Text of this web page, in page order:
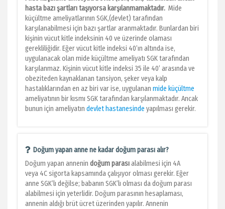
hasta bazı şartları taşıyorsa karşılanmamaktadır. Mide
küçültme ameliyatlarının SGK,(devlet) tarafından
karşılanabilmesi için bazı şartlar aranmaktadır. Bunlardan biri
kişinin vücut kitle indeksinin 40 ve üzerinde olaması
gerekliliğidir. Eğer vücut kitle indeksi 40’ın altında ise,
uygulanacak olan mide küçültme ameliyatı SGK tarafından
karşılanmaz. Kişinin vücut kitle indeksi 35 ile 40’ arasında ve
obeziteden kaynaklanan tansiyon, şeker veya kalp
hastalıklarından en az biri var ise, uygulanan mide küçültme
ameliyatının bir kısmı SGK tarafından karşılanmaktadır. Ancak
bunun için ameliyatın devlet hastanesinde yapılması gerekir.
Doğum yapan anne ne kadar doğum parası alır?
Doğum yapan annenin doğum parasıalabilmesi için 4A
veya 4C sigorta kapsamında çalışıyor olması gerekir. Eğer
anne SGK’lı değilse; babanın SGK’lı olması da doğum parası
alabilmesi için yeterlidir. Doğum parasının hesaplaması,
annenin aldığı brüt ücret üzerinden yapılır. Annenin